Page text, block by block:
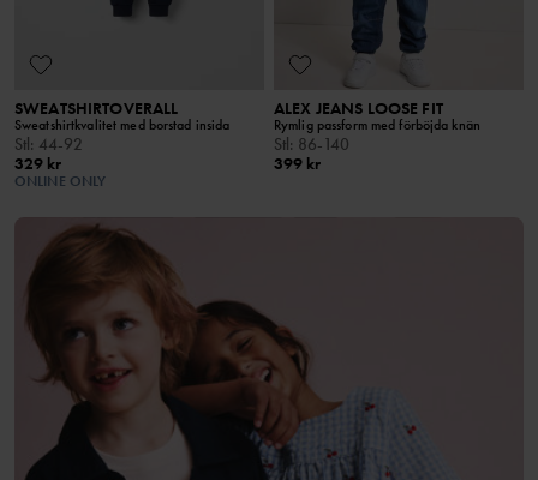
SWEATSHIRTOVERALL
Sweatshirtkvalitet med borstad insida
Stl: 44-92
329 kr
ONLINE ONLY
ALEX JEANS LOOSE FIT
Rymlig passform med förböjda knän
Stl: 86-140
399 kr